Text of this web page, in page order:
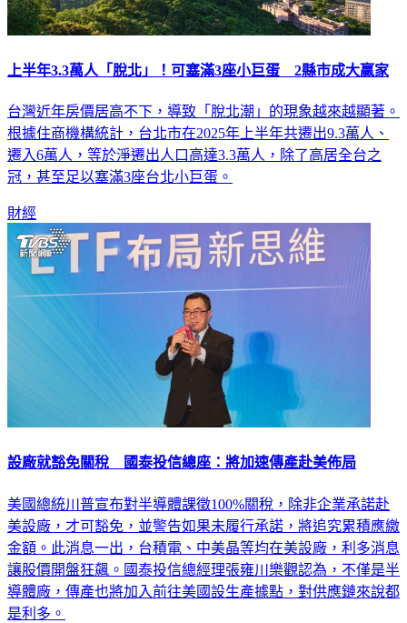
上半年3.3萬人「脫北」！可塞滿3座小巨蛋 2縣市成大贏家
台灣近年房價居高不下，導致「脫北潮」的現象越來越顯著。
根據住商機構統計，台北市在2025年上半年共遷出9.3萬人、
遷入6萬人，等於淨遷出人口高達3.3萬人，除了高居全台之
冠，甚至足以塞滿3座台北小巨蛋。
財經
設廠就豁免關稅 國泰投信總座：將加速傳產赴美佈局
美國總統川普宣布對半導體課徵100%關稅，除非企業承諾赴
美設廠，才可豁免，並警告如果未履行承諾，將追究累積應繳
金額。此消息一出，台積電、中美晶等均在美設廠，利多消息
讓股價開盤狂飆。國泰投信總經理張雍川樂觀認為，不僅是半
導體廠，傳產也將加入前往美國設生產據點，對供應鏈來說都
是利多。